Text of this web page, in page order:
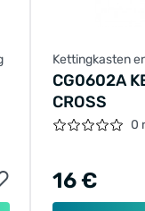
Kettingkasten
CG0602A
CROSS
0
16 €